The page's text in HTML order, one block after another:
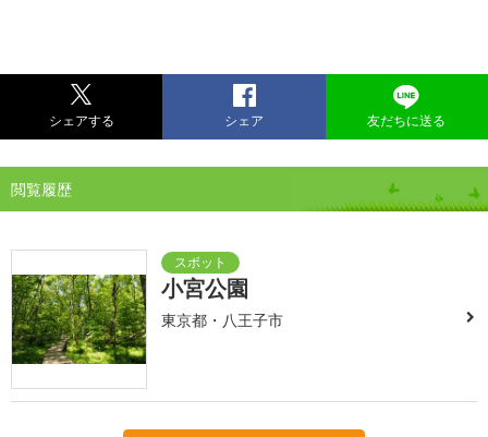
シェアする シェア 友だちに送る
閲覧履歴
小宮公園
東京都・八王子市